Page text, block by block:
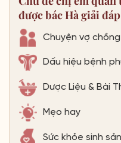
được bác Hà giải đáp
Chuyện vợ chồng
Dấu hiệu bệnh
Dược Liệu & Bài
Mẹo hay
Sức khỏe sinh sản